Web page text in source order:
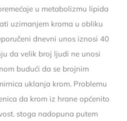
u metabolizmu lipida
uzimanjem kroma u obliku
dnevni unos iznosi 40
da velik broj ljudi ne unosi
budući da se brojnim
uklanja krom. Problemu
da krom iz hrane općenito
stoga nadopuna putem